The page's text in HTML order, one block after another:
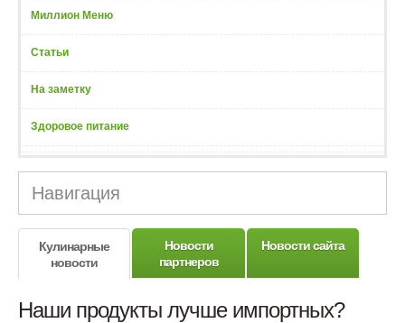
Миллион Меню
Статьи
На заметку
Здоровое питание
Навигация
Кулинарные
новости
Новости
партнеров
Новости сайта
Наши продукты лучше импортных?